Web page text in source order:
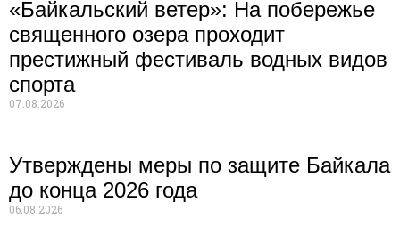
«Байкальский ветер»: На побережье
священного озера проходит
престижный фестиваль водных видов
спорта
07.08.2026
Утверждены меры по защите Байкала
до конца 2026 года
06.08.2026